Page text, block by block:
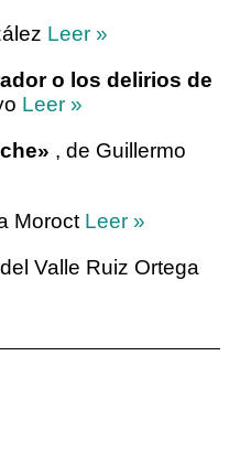
Leer »
o los delirios de
Leer »
, de Guillermo
Moroct Leer »
Valle Ruiz Ortega